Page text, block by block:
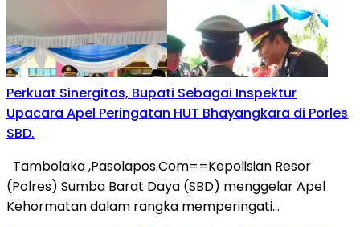
Perkuat Sinergitas, Bupati Sebagai Inspektur
Upacara Apel Peringatan HUT Bhayangkara di Porles
SBD.
Tambolaka ,Pasolapos.Com==Kepolisian Resor
(Polres) Sumba Barat Daya (SBD) menggelar Apel
Kehormatan dalam rangka memperingati…